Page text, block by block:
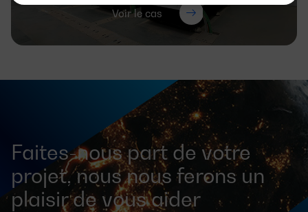
Voir le cas
Faites-nous part de votre
projet, nous nous ferons un
plaisir de vous aider